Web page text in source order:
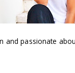
and passionate